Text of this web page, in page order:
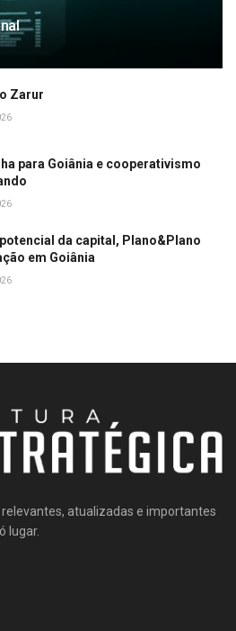
Zarur
para Goiânia e cooperativismo
da capital, Plano&Plano
em Goiânia
atualizadas e importantes
lugar.